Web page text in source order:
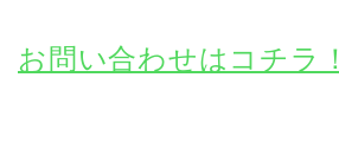
お問い合わせはコチラ！